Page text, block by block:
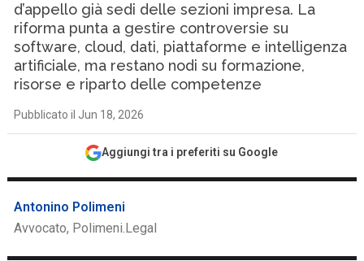
d’appello già sedi delle sezioni impresa. La
riforma punta a gestire controversie su
software, cloud, dati, piattaforme e intelligenza
artificiale, ma restano nodi su formazione,
risorse e riparto delle competenze
Pubblicato il Jun 18, 2026
Aggiungi tra i preferiti su Google
Antonino Polimeni
Avvocato, Polimeni.Legal